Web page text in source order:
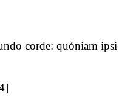
corde: quóniam ipsi